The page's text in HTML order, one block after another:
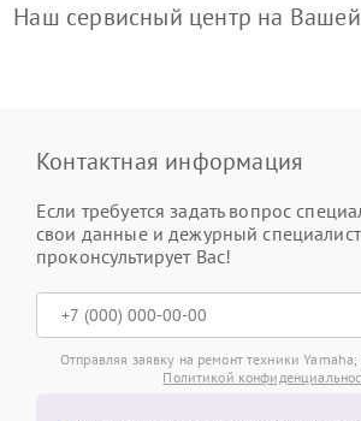
Наш сервисный центр на
Контактная информация
Если требуется задать вопрос
свои данные и дежурный
проконсультирует Вас!
Отправляя заявку на ремонт техники
Политикой